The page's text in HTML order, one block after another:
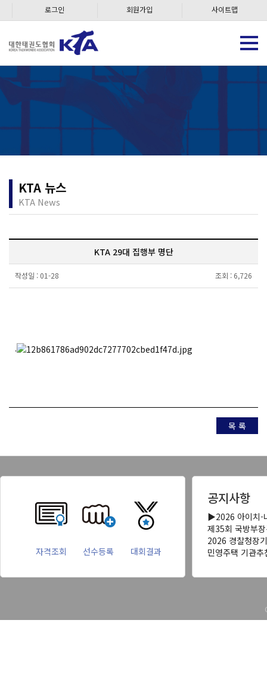
로그인 회원가입 사이트맵
KTA 뉴스
KTA News
KTA 29대 집행부 명단
작성일 : 01-28 조회 : 6,726
.
목 록
자격조회 선수등록 대회결과
공지사항
▶2026 아이치-
제35회 국방부
2026 경찰청장
민영주택 기관